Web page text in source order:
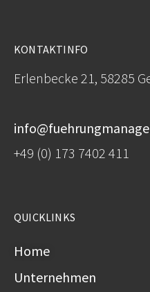
KONTAKTINFO
Erlenbecke 21, 58285
+49 (0) 173 7402 411
QUICKLINKS
Home
Unternehmen